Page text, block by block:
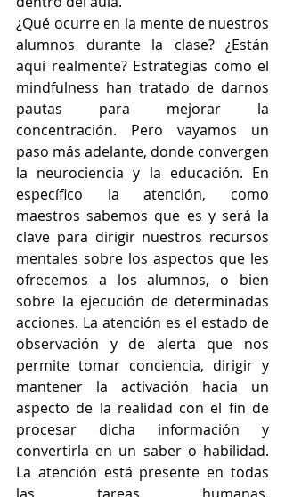
¿Qué ocurre en la mente de nuestros
alumnos durante la clase? ¿Están
aquí realmente? Estrategias como el
mindfulness han tratado de darnos
pautas para mejorar la
concentración. Pero vayamos un
paso más adelante, donde convergen
la neurociencia y la educación. En
específico la atención, como
maestros sabemos que es y será la
clave para dirigir nuestros recursos
mentales sobre los aspectos que les
ofrecemos a los alumnos, o bien
sobre la ejecución de determinadas
acciones. La atención es el estado de
observación y de alerta que nos
permite tomar conciencia, dirigir y
mantener la activación hacia un
aspecto de la realidad con el fin de
procesar dicha información y
convertirla en un saber o habilidad.
La atención está presente en todas